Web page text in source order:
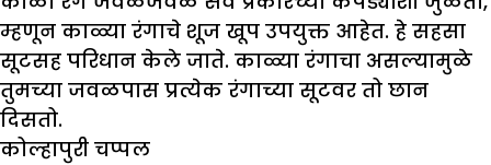
म्हणून काळ्या रंगाचे शूज खूप उपयुक्त आहेत. हे सहसा
सूटसह परिधान केले जाते. काळ्या रंगाचा असल्यामुळे
तुमच्या जवळपास प्रत्येक रंगाच्या सूटवर तो छान
दिसतो.
कोल्हापुरी चप्पल